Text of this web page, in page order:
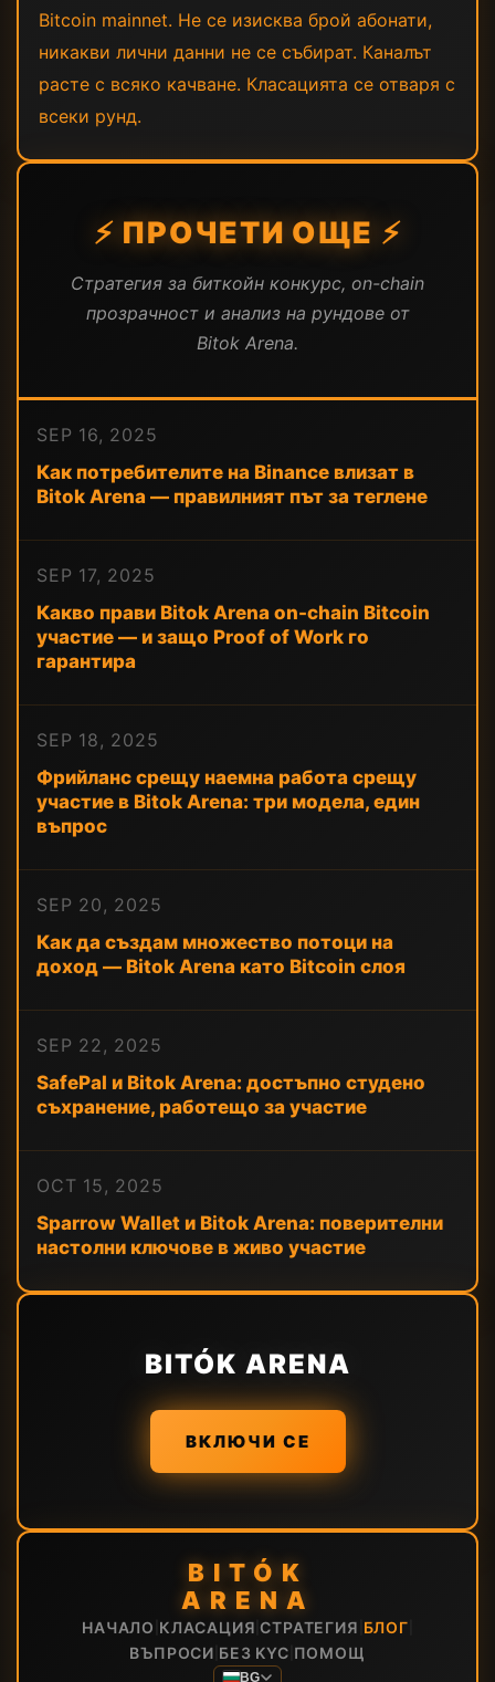
Bitcoin mainnet. Не се изисква брой абонати,
никакви лични данни не се събират. Каналът
расте с всяко качване. Класацията се отваря с
всеки рунд.
⚡ ПРОЧЕТИ ОЩЕ ⚡
Стратегия за биткойн конкурс, on-chain
прозрачност и анализ на рундове от
Bitok Arena.
SEP 16, 2025
Как потребителите на Binance влизат в
Bitok Arena — правилният път за теглене
SEP 17, 2025
Какво прави Bitok Arena on-chain Bitcoin
участие — и защо Proof of Work го
гарантира
SEP 18, 2025
Фрийланс срещу наемна работа срещу
участие в Bitok Arena: три модела, един
въпрос
SEP 20, 2025
Как да създам множество потоци на
доход — Bitok Arena като Bitcoin слоя
SEP 22, 2025
SafePal и Bitok Arena: достъпно студено
съхранение, работещо за участие
OCT 15, 2025
Sparrow Wallet и Bitok Arena: поверителни
настолни ключове в живо участие
BITÓK ARENA
ВКЛЮЧИ СЕ
BITÓK
ARENA
НАЧАЛО КЛАСАЦИЯ |СТРАТЕГИЯ БЛОГ
ВЪПРОСИ БЕЗ KYC ПОМОЩ
BG